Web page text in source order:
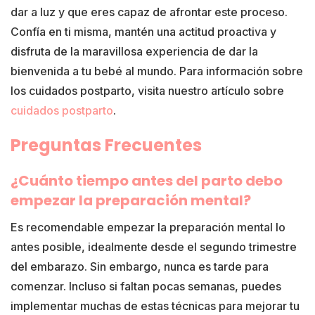
dar a luz y que eres capaz de afrontar este proceso.
Confía en ti misma, mantén una actitud proactiva y
disfruta de la maravillosa experiencia de dar la
bienvenida a tu bebé al mundo. Para información sobre
los cuidados postparto, visita nuestro artículo sobre
cuidados postparto.
Preguntas Frecuentes
¿Cuánto tiempo antes del parto debo
empezar la preparación mental?
Es recomendable empezar la preparación mental lo
antes posible, idealmente desde el segundo trimestre
del embarazo. Sin embargo, nunca es tarde para
comenzar. Incluso si faltan pocas semanas, puedes
implementar muchas de estas técnicas para mejorar tu